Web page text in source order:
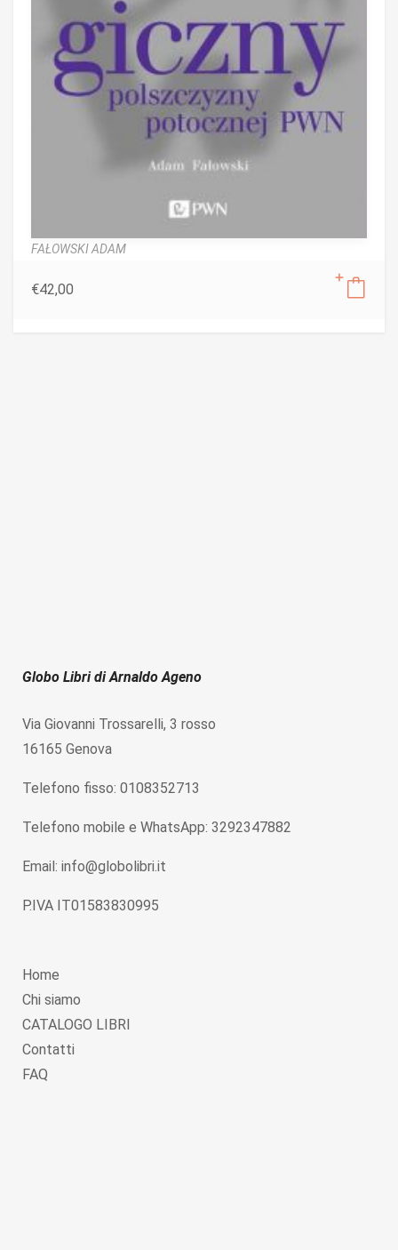
FAŁOWSKI ADAM
€42,00
Globo Libri di Arnaldo Ageno
Via Giovanni Trossarelli, 3 rosso
16165 Genova
Telefono fisso: 0108352713
Telefono mobile e WhatsApp: 3292347882
Email: info@globolibri.it
P.IVA IT01583830995
Home
Chi siamo
CATALOGO LIBRI
Contatti
FAQ